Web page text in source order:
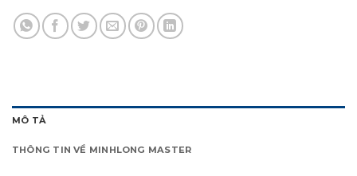
MÔ TẢ
THÔNG TIN VỀ MINHLONG MASTER